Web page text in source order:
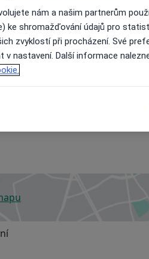
nejsou k dispozici
informace o svých službách.
v nové záložce
nám a našim partnerům
ke shromažďování údajů pro
zvyklostí při procházení. Své
v nastavení. Další informace